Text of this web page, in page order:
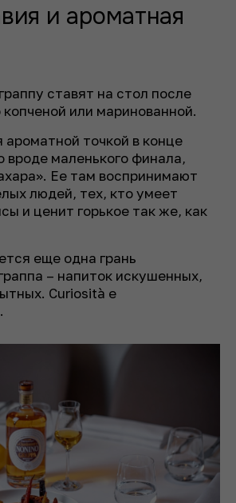
и ароматная
ставят на стол после
или маринованной.
ароматной точкой в конце
вроде маленького финала,
Ее там воспринимают
людей, тех, кто умеет
и ценит горькое так же, как
еще одна грань
– напиток искушенных,
Curiosità e